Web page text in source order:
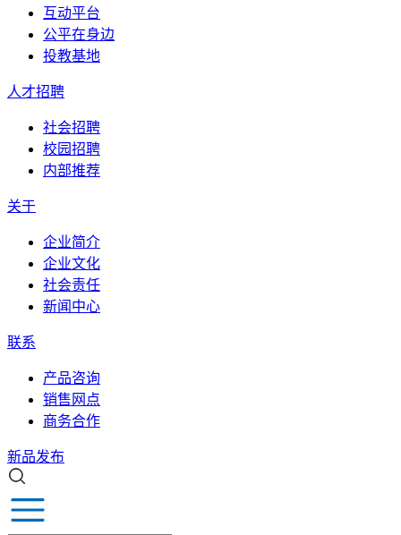
互动平台
公平在身边
投教基地
人才招聘
社会招聘
校园招聘
内部推荐
关于
企业简介
企业文化
社会责任
新闻中心
联系
产品咨询
销售网点
商务合作
新品发布